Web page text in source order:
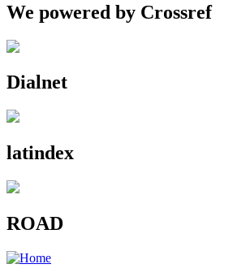
We powered by Crossref
Dialnet
latindex
ROAD